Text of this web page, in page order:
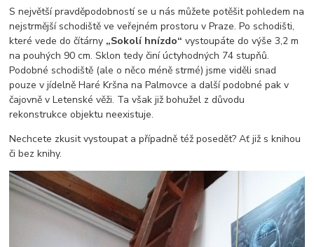
S největší pravděpodobností se u nás můžete potěšit pohledem na
nejstrmější schodiště ve veřejném prostoru v Praze. Po schodišti,
které vede do čítárny „Sokolí hnízdo“ vystoupáte do výše 3,2 m
na pouhých 90 cm. Sklon tedy činí úctyhodných 74 stupňů.
Podobné schodiště (ale o něco méně strmé) jsme viděli snad
pouze v jídelně Haré Kršna na Palmovce a další podobné pak v
čajovně v Letenské věži. Ta však již bohužel z důvodu
rekonstrukce objektu neexistuje.
Nechcete zkusit vystoupat a případně též posedět? Ať již s knihou
či bez knihy.